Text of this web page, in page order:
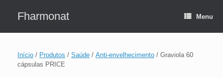
Fharmonat Menu
Início / Produtos / Saúde / Anti-envelhecimento / Graviola 60
cápsulas PRICE